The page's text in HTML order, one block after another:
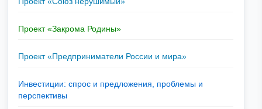
Проект «Закрома Родины»
Проект «Предприниматели России и мира»
Инвестиции: спрос и предложения, проблемы и
перспективы